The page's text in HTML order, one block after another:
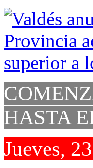
HASTA
Jueves,